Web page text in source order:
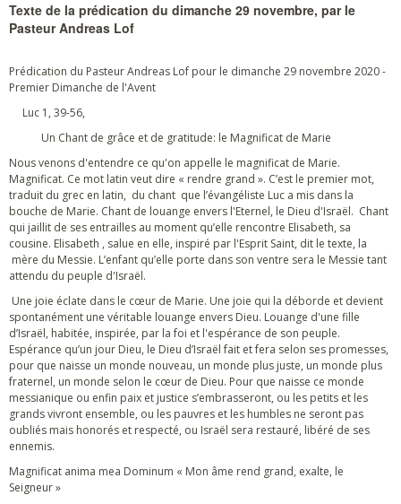
Texte de la prédication du dimanche 29 novembre, par le
Pasteur Andreas Lof
Prédication du Pasteur Andreas Lof pour le dimanche 29 novembre 2020 -
Premier Dimanche de l'Avent
Luc 1, 39-56,
Un Chant de grâce et de gratitude: le Magnificat de Marie
Nous venons d'entendre ce qu'on appelle le magnificat de Marie.
Magnificat. Ce mot latin veut dire « rendre grand ». C’est le premier mot,
traduit du grec en latin, du chant que l’évangéliste Luc a mis dans la
bouche de Marie. Chant de louange envers l'Eternel, le Dieu d'Israël. Chant
qui jaillit de ses entrailles au moment qu’elle rencontre Elisabeth, sa
cousine. Elisabeth , salue en elle, inspiré par l'Esprit Saint, dit le texte, la
mère du Messie. L’enfant qu’elle porte dans son ventre sera le Messie tant
attendu du peuple d'Israël.
Une joie éclate dans le cœur de Marie. Une joie qui la déborde et devient
spontanément une véritable louange envers Dieu. Louange d'une fille
d’Israël, habitée, inspirée, par la foi et l'espérance de son peuple.
Espérance qu’un jour Dieu, le Dieu d’Israël fait et fera selon ses promesses,
pour que naisse un monde nouveau, un monde plus juste, un monde plus
fraternel, un monde selon le cœur de Dieu. Pour que naisse ce monde
messianique ou enfin paix et justice s’embrasseront, ou les petits et les
grands vivront ensemble, ou les pauvres et les humbles ne seront pas
oubliés mais honorés et respecté, ou Israël sera restauré, libéré de ses
ennemis.
Magnificat anima mea Dominum « Mon âme rend grand, exalte, le
Seigneur »